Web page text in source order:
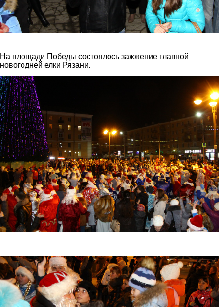
На площади Победы состоялось зажжение главной
новогодней елки Рязани.
2.jpg
1.jpg